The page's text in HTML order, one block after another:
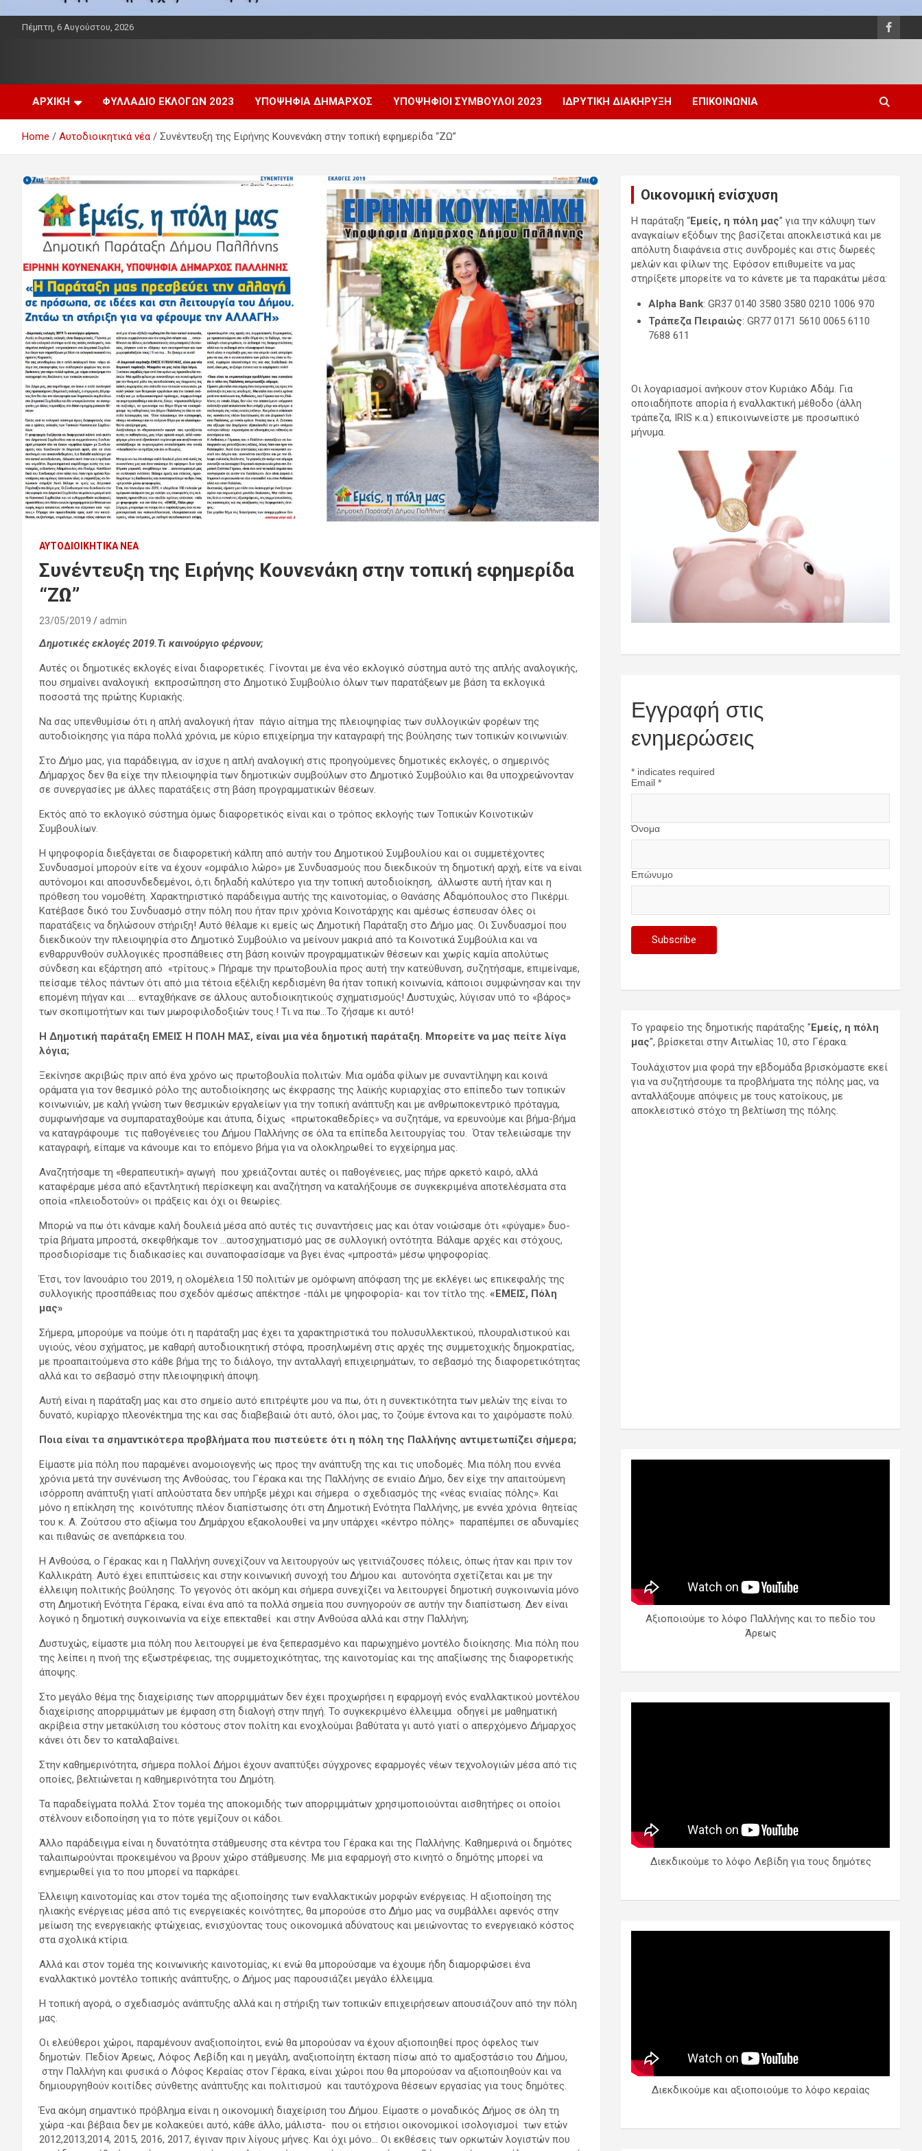
Πέμπτη, 6 Αυγούστου, 2026
Εμείς η πόλη μας
ΑΡΧΙΚΗ ΦΥΛΛΆΔΙΟ ΕΚΛΟΓΏΝ 2023 ΥΠΟΨΗΦΙΑ ΔΗΜΑΡΧΟΣ ΥΠΟΨΗΦΙΟΙ ΣΥΜΒΟΥΛΟΙ 2023 ΙΔΡΥΤΙΚΗ ΔΙΑΚΗΡΥΞΗ ΕΠΙΚΟΙΝΩΝΙΑ
Home Αυτοδιοικητικά νέα Συνέντευξη της Ειρήνης Κουνενάκη στην τοπική εφημερίδα “ΖΩ”
ΑΥΤΟΔΙΟΙΚΗΤΙΚΆ ΝΈΑ
Συνέντευξη της Ειρήνης Κουνενάκη στην τοπική εφημερίδα
“ΖΩ”
23/05/2019 admin
Δημοτικές εκλογές 2019.Τι καινούργιο φέρνουν;
Αυτές οι δημοτικές εκλογές είναι διαφορετικές. Γίνονται με ένα νέο εκλογικό σύστημα αυτό της απλής αναλογικής,
που σημαίνει αναλογική εκπροσώπηση στο Δημοτικό Συμβούλιο όλων των παρατάξεων με βάση τα εκλογικά
ποσοστά της πρώτης Κυριακής.
Να σας υπενθυμίσω ότι η απλή αναλογική ήταν πάγιο αίτημα της πλειοψηφίας των συλλογικών φορέων της
αυτοδιοίκησης για πάρα πολλά χρόνια, με κύριο επιχείρημα την καταγραφή της βούλησης των τοπικών κοινωνιών.
Στο Δήμο μας, για παράδειγμα, αν ίσχυε η απλή αναλογική στις προηγούμενες δημοτικές εκλογές, ο σημερινός
Δήμαρχος δεν θα είχε την πλειοψηφία των δημοτικών συμβούλων στο Δημοτικό Συμβούλιο και θα υποχρεώνονταν
σε συνεργασίες με άλλες παρατάξεις στη βάση προγραμματικών θέσεων.
Εκτός από το εκλογικό σύστημα όμως διαφορετικός είναι και ο τρόπος εκλογής των Τοπικών Κοινοτικών
Συμβουλίων.
Η ψηφοφορία διεξάγεται σε διαφορετική κάλπη από αυτήν του Δημοτικού Συμβουλίου και οι συμμετέχοντες
Συνδυασμοί μπορούν είτε να έχουν «ομφάλιο λώρο» με Συνδυασμούς που διεκδικούν τη δημοτική αρχή, είτε να είναι
αυτόνομοι και αποσυνδεδεμένοι, ό,τι δηλαδή καλύτερο για την τοπική αυτοδιοίκηση, άλλωστε αυτή ήταν και η
πρόθεση του νομοθέτη. Χαρακτηριστικό παράδειγμα αυτής της καινοτομίας, ο Θανάσης Αδαμόπουλος στο Πικέρμι.
Κατέβασε δικό του Συνδυασμό στην πόλη που ήταν πριν χρόνια Κοινοτάρχης και αμέσως έσπευσαν όλες οι
παρατάξεις να δηλώσουν στήριξη! Αυτό θέλαμε κι εμείς ως Δημοτική Παράταξη στο Δήμο μας. Οι Συνδυασμοί που
διεκδικούν την πλειοψηφία στο Δημοτικό Συμβούλιο να μείνουν μακριά από τα Κοινοτικά Συμβούλια και να
ενθαρρυνθούν συλλογικές προσπάθειες στη βάση κοινών προγραμματικών θέσεων και χωρίς καμία απολύτως
σύνδεση και εξάρτηση από «τρίτους.» Πήραμε την πρωτοβουλία προς αυτή την κατεύθυνση, συζητήσαμε, επιμείναμε,
πείσαμε τέλος πάντων ότι από μια τέτοια εξέλιξη κερδισμένη θα ήταν τοπική κοινωνία, κάποιοι συμφώνησαν και την
επομένη πήγαν και …. ενταχθήκανε σε άλλους αυτοδιοικητικούς σχηματισμούς! Δυστυχώς, λύγισαν υπό το «βάρος»
των σκοπιμοτήτων και των μωροφιλοδοξιών τους.! Τι να πω…Το ζήσαμε κι αυτό!
Η Δημοτική παράταξη ΕΜΕΙΣ Η ΠΟΛΗ ΜΑΣ, είναι μια νέα δημοτική παράταξη. Μπορείτε να μας πείτε λίγα
λόγια;
Ξεκίνησε ακριβώς πριν από ένα χρόνο ως πρωτοβουλία πολιτών. Μια ομάδα φίλων με συναντίληψη και κοινά
οράματα για τον θεσμικό ρόλο της αυτοδιοίκησης ως έκφρασης της λαϊκής κυριαρχίας στο επίπεδο των τοπικών
κοινωνιών, με καλή γνώση των θεσμικών εργαλείων για την τοπική ανάπτυξη και με ανθρωποκεντρικό πρόταγμα,
συμφωνήσαμε να συμπαραταχθούμε και άτυπα, δίχως «πρωτοκαθεδρίες» να συζητάμε, να ερευνούμε και βήμα-βήμα
να καταγράφουμε τις παθογένειες του Δήμου Παλλήνης σε όλα τα επίπεδα λειτουργίας του. Όταν τελειώσαμε την
καταγραφή, είπαμε να κάνουμε και το επόμενο βήμα για να ολοκληρωθεί το εγχείρημα μας.
Αναζητήσαμε τη «θεραπευτική» αγωγή που χρειάζονται αυτές οι παθογένειες, μας πήρε αρκετό καιρό, αλλά
καταφέραμε μέσα από εξαντλητική περίσκεψη και αναζήτηση να καταλήξουμε σε συγκεκριμένα αποτελέσματα στα
οποία «πλειοδοτούν» οι πράξεις και όχι οι θεωρίες.
Μπορώ να πω ότι κάναμε καλή δουλειά μέσα από αυτές τις συναντήσεις μας και όταν νοιώσαμε ότι «φύγαμε» δυο-
τρία βήματα μπροστά, σκεφθήκαμε τον …αυτοσχηματισμό μας σε συλλογική οντότητα. Βάλαμε αρχές και στόχους,
προσδιορίσαμε τις διαδικασίες και συναποφασίσαμε να βγει ένας «μπροστά» μέσω ψηφοφορίας.
Έτσι, τον Ιανουάριο του 2019, η ολομέλεια 150 πολιτών με ομόφωνη απόφαση της με εκλέγει ως επικεφαλής της
συλλογικής προσπάθειας που σχεδόν αμέσως απέκτησε -πάλι με ψηφοφορία- και τον τίτλο της. «ΕΜΕΙΣ, Πόλη
μας»
Σήμερα, μπορούμε να πούμε ότι η παράταξη μας έχει τα χαρακτηριστικά του πολυσυλλεκτικού, πλουραλιστικού και
υγιούς, νέου σχήματος, με καθαρή αυτοδιοικητική στόφα, προσηλωμένη στις αρχές της συμμετοχικής δημοκρατίας,
με προαπαιτούμενα στο κάθε βήμα της το διάλογο, την ανταλλαγή επιχειρημάτων, το σεβασμό της διαφορετικότητας
αλλά και το σεβασμό στην πλειοψηφική άποψη.
Αυτή είναι η παράταξη μας και στο σημείο αυτό επιτρέψτε μου να πω, ότι η συνεκτικότητα των μελών της είναι το
δυνατό, κυρίαρχο πλεονέκτημα της και σας διαβεβαιώ ότι αυτό, όλοι μας, το ζούμε έντονα και το χαιρόμαστε πολύ.
Ποια είναι τα σημαντικότερα προβλήματα που πιστεύετε ότι η πόλη της Παλλήνης αντιμετωπίζει σήμερα;
Είμαστε μία πόλη που παραμένει ανομοιογενής ως προς την ανάπτυξη της και τις υποδομές. Μια πόλη που εννέα
χρόνια μετά την συνένωση της Ανθούσας, του Γέρακα και της Παλλήνης σε ενιαίο Δήμο, δεν είχε την απαιτούμενη
ισόρροπη ανάπτυξη γιατί απλούστατα δεν υπήρξε μέχρι και σήμερα ο σχεδιασμός της «νέας ενιαίας πόλης». Και
μόνο η επίκληση της κοινότυπης πλέον διαπίστωσης ότι στη Δημοτική Ενότητα Παλλήνης, με εννέα χρόνια θητείας
του κ. Α. Ζούτσου στο αξίωμα του Δημάρχου εξακολουθεί να μην υπάρχει «κέντρο πόλης» παραπέμπει σε αδυναμίες
και πιθανώς σε ανεπάρκεια του.
Η Ανθούσα, ο Γέρακας και η Παλλήνη συνεχίζουν να λειτουργούν ως γειτνιάζουσες πόλεις, όπως ήταν και πριν τον
Καλλικράτη. Αυτό έχει επιπτώσεις και στην κοινωνική συνοχή του Δήμου και αυτονόητα σχετίζεται και με την
έλλειψη πολιτικής βούλησης. Το γεγονός ότι ακόμη και σήμερα συνεχίζει να λειτουργεί δημοτική συγκοινωνία μόνο
στη Δημοτική Ενότητα Γέρακα, είναι ένα από τα πολλά σημεία που συνηγορούν σε αυτήν την διαπίστωση. Δεν είναι
λογικό η δημοτική συγκοινωνία να είχε επεκταθεί και στην Ανθούσα αλλά και στην Παλλήνη;
Δυστυχώς, είμαστε μια πόλη που λειτουργεί με ένα ξεπερασμένο και παρωχημένο μοντέλο διοίκησης. Μια πόλη που
της λείπει η πνοή της εξωστρέφειας, της συμμετοχικότητας, της καινοτομίας και της απαξίωσης της διαφορετικής
άποψης.
Στο μεγάλο θέμα της διαχείρισης των απορριμμάτων δεν έχει προχωρήσει η εφαρμογή ενός εναλλακτικού μοντέλου
διαχείρισης απορριμμάτων με έμφαση στη διαλογή στην πηγή. Το συγκεκριμένο έλλειμμα οδηγεί με μαθηματική
ακρίβεια στην μετακύλιση του κόστους στον πολίτη και ενοχλούμαι βαθύτατα γι αυτό γιατί ο απερχόμενο Δήμαρχος
κάνει ότι δεν το καταλαβαίνει.
Στην καθημερινότητα, σήμερα πολλοί Δήμοι έχουν αναπτύξει σύγχρονες εφαρμογές νέων τεχνολογιών μέσα από τις
οποίες, βελτιώνεται η καθημερινότητα του Δημότη.
Τα παραδείγματα πολλά. Στον τομέα της αποκομιδής των απορριμμάτων χρησιμοποιούνται αισθητήρες οι οποίοι
στέλνουν ειδοποίηση για το πότε γεμίζουν οι κάδοι.
Άλλο παράδειγμα είναι η δυνατότητα στάθμευσης στα κέντρα του Γέρακα και της Παλλήνης. Καθημερινά οι δημότες
ταλαιπωρούνται προκειμένου να βρουν χώρο στάθμευσης. Με μια εφαρμογή στο κινητό ο δημότης μπορεί να
ενημερωθεί για το που μπορεί να παρκάρει.
Έλλειψη καινοτομίας και στον τομέα της αξιοποίησης των εναλλακτικών μορφών ενέργειας. Η αξιοποίηση της
ηλιακής ενέργειας μέσα από τις ενεργειακές κοινότητες, θα μπορούσε στο Δήμο μας να συμβάλλει αφενός στην
μείωση της ενεργειακής φτώχειας, ενισχύοντας τους οικονομικά αδύνατους και μειώνοντας το ενεργειακό κόστος
στα σχολικά κτίρια.
Αλλά και στον τομέα της κοινωνικής καινοτομίας, κι ενώ θα μπορούσαμε να έχουμε ήδη διαμορφώσει ένα
εναλλακτικό μοντέλο τοπικής ανάπτυξης, ο Δήμος μας παρουσιάζει μεγάλο έλλειμμα.
Η τοπική αγορά, ο σχεδιασμός ανάπτυξης αλλά και η στήριξη των τοπικών επιχειρήσεων απουσιάζουν από την πόλη
μας.
Οι ελεύθεροι χώροι, παραμένουν αναξιοποίητοι, ενώ θα μπορούσαν να έχουν αξιοποιηθεί προς όφελος των
δημοτών. Πεδίον Άρεως, Λόφος Λεβίδη και η μεγάλη, αναξιοποίητη έκταση πίσω από το αμαξοστάσιο του Δήμου,
στην Παλλήνη και φυσικά ο Λόφος Κεραίας στον Γέρακα, είναι χώροι που θα μπορούσαν να αξιοποιηθούν και να
δημιουργηθούν κοιτίδες σύνθετης ανάπτυξης και πολιτισμού και ταυτόχρονα θέσεων εργασίας για τους δημότες.
Ένα ακόμη σημαντικό πρόβλημα είναι η οικονομική διαχείριση του Δήμου. Είμαστε ο μοναδικός Δήμος σε όλη τη
χώρα -και βέβαια δεν με κολακεύει αυτό, κάθε άλλο, μάλιστα- που οι ετήσιοι οικονομικοί ισολογισμοί των ετών
2012,2013,2014, 2015, 2016, 2017, έγιναν πριν λίγους μήνες. Και όχι μόνο… Οι εκθέσεις των ορκωτών λογιστών που
Οικονομική ενίσχυση
Η παράταξη “Εμείς, η πόλη μας” για την κάλυψη των
αναγκαίων εξόδων της βασίζεται αποκλειστικά και με
απόλυτη διαφάνεια στις συνδρομές και στις δωρεές
μελών και φίλων της. Εφόσον επιθυμείτε να μας
στηρίξετε μπορείτε να το κάνετε με τα παρακάτω μέσα:
Alpha Bank: GR37 0140 3580 3580 0210 1006 970
Τράπεζα Πειραιώς: GR77 0171 5610 0065 6110
7688 611
Οι λογαριασμοί ανήκουν στον Κυριάκο Αδάμ. Για
οποιαδήποτε απορία ή εναλλακτική μέθοδο (άλλη
τράπεζα, IRIS κ.α.) επικοινωνείστε με προσωπικό
μήνυμα.
Εγγραφή στις
ενημερώσεις
* indicates required
Email*
Όνομα
Επώνυμο
Το γραφείο της δημοτικής παράταξης " Εμείς, η πόλη
μας", βρίσκεται στην Αιτωλίας 10, στο Γέρακα.
Τουλάχιστον μια φορά την εβδομάδα βρισκόμαστε εκεί
για να συζητήσουμε τα προβλήματα της πόλης μας, να
ανταλλάξουμε απόψεις με τους κατοίκους, με
αποκλειστικό στόχο τη βελτίωση της πόλης.
Αξιοποιούμε το λόφο Παλλήνης και το πεδίο του
Άρεως
Διεκδικούμε το λόφο Λεβίδη για τους δημότες
Διεκδικούμε και αξιοποιούμε το λόφο κεραίας